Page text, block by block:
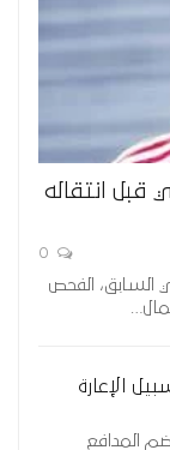
قبل انتقاله
السابق، الفحص
الإعارة
المدافع